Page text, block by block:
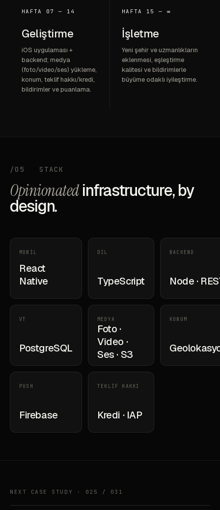
HAFTA 07 — 14
Geliştirme
iOS uygulaması +
backend; medya
(foto/video/ses) yükleme,
konum, teklif hakkı/kredi,
bildirimler ve puanlama.
HAFTA 15 — ∞
İşletme
Yeni şehir ve uzmanlıkların
eklenmesi, eşleştirme
kalitesi ve bildirimlerle
büyüme odaklı iyileştirme.
/05 STACK
Opinionatedinfrastructure, by
design.
MOBİL
React
Native
DİL
TypeScript
BACKEND
Node ·
VT
PostgreSQL
MEDYA
Foto ·
Video ·
Ses · S3
KONUM
PUSH
Firebase
TEKLİF HAKKI
Kredi · IAP
NEXT CASE STUDY · 025 / 031